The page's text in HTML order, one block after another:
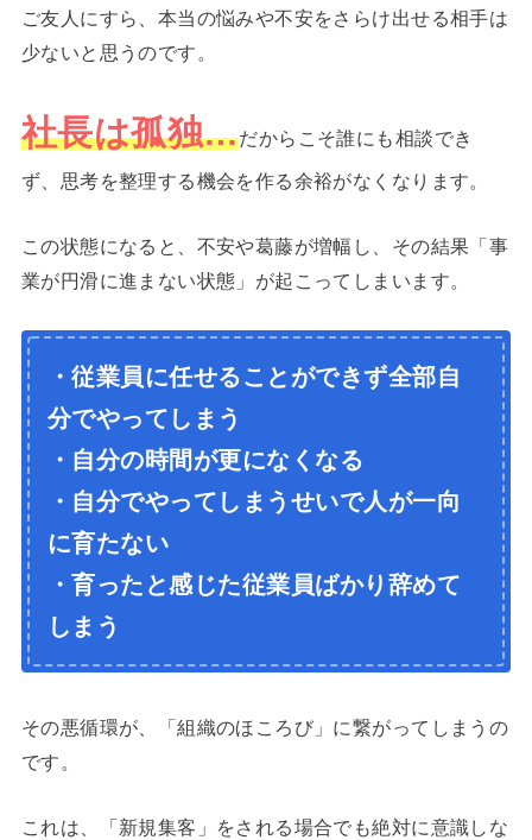
ご友人にすら、本当の悩みや不安をさらけ出せる相手は
少ないと思うのです。
社長は孤独…だからこそ誰にも相談でき
ず、思考を整理する機会を作る余裕がなくなります。
この状態になると、不安や葛藤が増幅し、その結果「事
業が円滑に進まない状態」が起こってしまいます。
・従業員に任せることができず全部自
分でやってしまう
・自分の時間が更になくなる
・自分でやってしまうせいで人が一向
に育たない
・育ったと感じた従業員ばかり辞めて
しまう
その悪循環が、「組織のほころび」に繋がってしまうの
です。
これは、「新規集客」をされる場合でも絶対に意識しな